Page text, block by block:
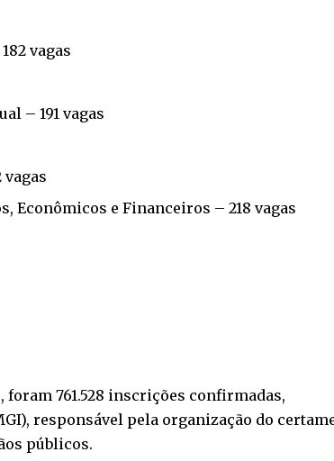
vagas
– 191 vagas
vagas
Econômicos e Financeiros – 218 vagas
foram 761.528 inscrições confirmadas,
responsável pela organização do
públicos.